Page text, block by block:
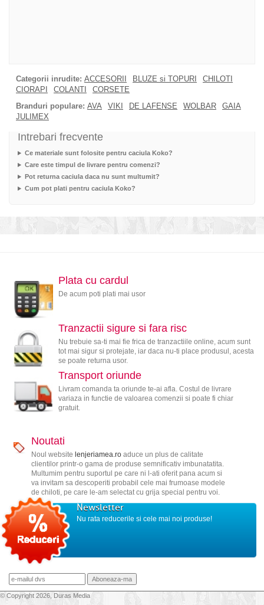
Categorii inrudite: ACCESORII BLUZE si TOPURI
CHILOTI
CIORAPI
COLANTI
CORSETE
Branduri populare: AVA VIKI DE LAFENSE WOLBAR
GAIA
JULIMEX
Intrebari frecvente
Ce materiale sunt folosite pentru caciula Koko?
Care este timpul de livrare pentru comenzi?
Pot returna caciula daca nu sunt multumit?
Cum pot plati pentru caciula Koko?
Plata cu cardul
De acum poti plati mai usor
Tranzactii sigure si fara risc
Nu trebuie sa-ti mai fie frica de tranzactiile online, acum sunt
tot mai sigur si protejate, iar daca nu-ti place produsul, acesta
se poate returna usor.
Transport oriunde
Livram comanda ta oriunde te-ai afla. Costul de livrare
variaza in functie de valoarea comenzii si poate fi chiar
gratuit.
Noutati
Noul website lenjeriamea.roaduce un plus de calitate
clientilor printr-o gama de produse semnificativ imbunatatita.
Multumim pentru suportul pe care ni l-ati oferit pana acum si
va invitam sa descoperiti probabil cele mai frumoase modele
de chiloti, pe care le-am selectat cu grija special pentru voi.
Newsletter
Nu rata reducerile si cele mai noi produse!
© Copyright 2026, Duras Media